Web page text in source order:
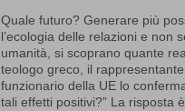
Quale futuro? Generare più
l’ecologia delle relazioni e non
umanità, si scoprano quante
teologo greco, il
funzionario della UE lo
tali effetti positivi?” La risposta